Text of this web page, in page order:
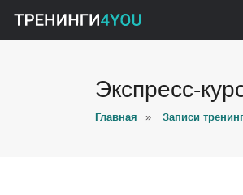
Экспресс-
Главная » Записи